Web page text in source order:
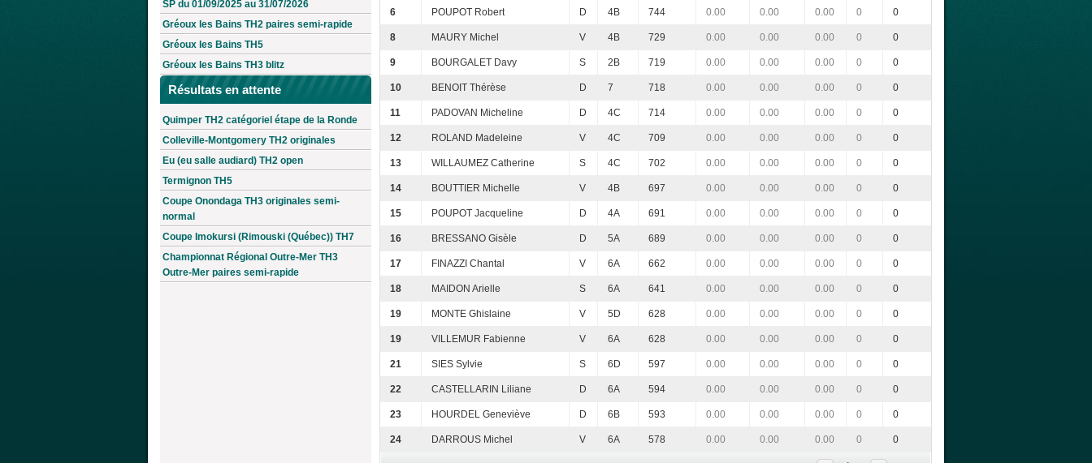
SP du 01/09/2025 au 31/07/2026
Gréoux les Bains TH2 paires semi-rapide
Gréoux les Bains TH5
Gréoux les Bains TH3 blitz
Résultats en attente
Quimper TH2 catégoriel étape de la Ronde
Colleville-Montgomery TH2 originales
Eu (eu salle audiard) TH2 open
Termignon TH5
Coupe Onondaga TH3 originales semi-
normal
Coupe Imokursi (Rimouski (Québec)) TH7
Championnat Régional Outre-Mer TH3
Outre-Mer paires semi-rapide
6 POUPOT Robert D 4B 744 0.00 0.00 0.00 0 0
8 MAURY Michel V 4B 729 0.00 0.00 0.00 0 0
9 BOURGALET Davy S 2B 719 0.00 0.00 0.00 0 0
10 BENOIT Thérèse D 7 718 0.00 0.00 0.00 0 0
11 PADOVAN Micheline D 4C 714 0.00 0.00 0.00 0 0
12 ROLAND Madeleine V 4C 709 0.00 0.00 0.00 0 0
13 WILLAUMEZ Catherine S 4C 702 0.00 0.00 0.00 0 0
14 BOUTTIER Michelle V 4B 697 0.00 0.00 0.00 0 0
15 POUPOT Jacqueline D 4A 691 0.00 0.00 0.00 0 0
16 BRESSANO Gisèle D 5A 689 0.00 0.00 0.00 0 0
17 FINAZZI Chantal V 6A 662 0.00 0.00 0.00 0 0
18 MAIDON Arielle S 6A 641 0.00 0.00 0.00 0 0
19 MONTE Ghislaine V 5D 628 0.00 0.00 0.00 0 0
19 VILLEMUR Fabienne V 6A 628 0.00 0.00 0.00 0 0
21 SIES Sylvie S 6D 597 0.00 0.00 0.00 0 0
22 CASTELLARIN Liliane D 6A 594 0.00 0.00 0.00 0 0
23 HOURDEL Geneviève D 6B 593 0.00 0.00 0.00 0 0
24 DARROUS Michel V 6A 578 0.00 0.00 0.00 0 0